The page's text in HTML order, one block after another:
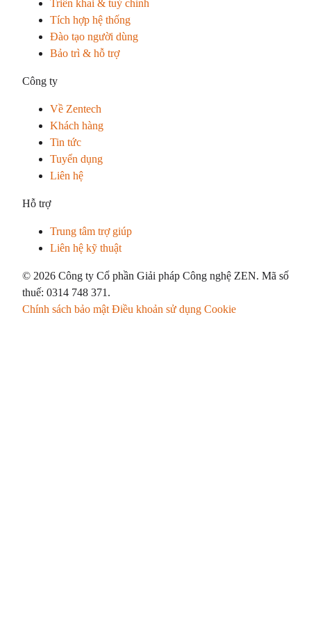
Triển khai & tuỳ chỉnh
Tích hợp hệ thống
Đào tạo người dùng
Bảo trì & hỗ trợ
Công ty
Về Zentech
Khách hàng
Tin tức
Tuyển dụng
Liên hệ
Hỗ trợ
Trung tâm trợ giúp
Liên hệ kỹ thuật
© 2026 Công ty Cổ phần Giải pháp Công nghệ ZEN. Mã số
thuế: 0314 748 371.
Chính sách bảo mật Điều khoản sử dụng Cookie